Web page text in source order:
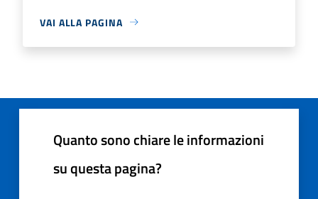
VAI ALLA PAGINA
Quanto sono chiare le informazioni
su questa pagina?